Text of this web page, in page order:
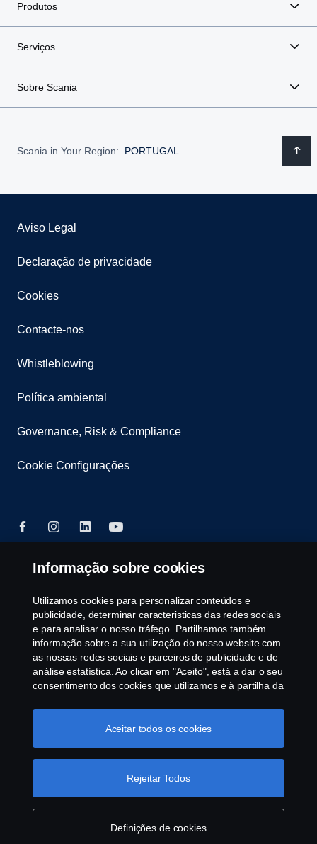
Produtos
Serviços
Sobre Scania
Scania in Your Region: PORTUGAL
Aviso Legal
Declaração de privacidade
Cookies
Contacte-nos
Whistleblowing
Política ambiental
Governance, Risk & Compliance
Cookie Configurações
CV AB (publ), SE-151 87 Södertälje, Sweden, Tel:
+46-8-55 38 10 00, Fax: +46-8-55 38 10 37.
Informação sobre cookies
Utilizamos cookies para personalizar conteúdos e
publicidade, determinar caracteristicas das redes sociais
e para analisar o nosso tráfego. Partilhamos também
informação sobre a sua utilização do nosso website com
as nossas redes sociais e parceiros de publicidade e de
análise estatística. Ao clicar em "Aceito", está a dar o seu
consentimento dos cookies que utilizamos e à partilha da
utilizamos os cookies, visite a nossa secção de cookies,
ou clique no link em rodapé, ou como gerimos os seus
Definições de cookies
Rejeitar Todos
Aceitar todos os cookies